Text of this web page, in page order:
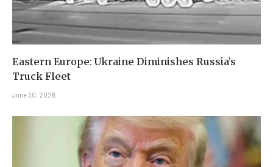
Eastern Europe: Ukraine Diminishes Russia’s
Truck Fleet
June 30, 2026